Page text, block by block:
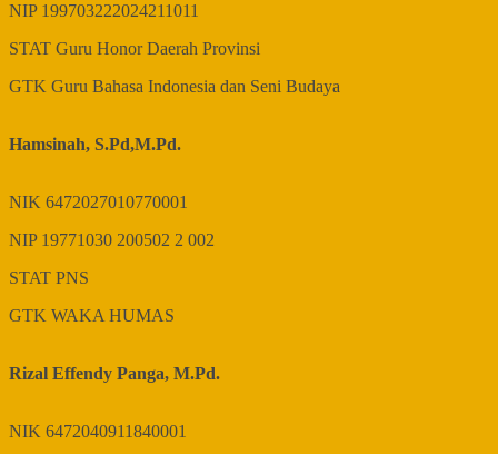
NIP 199703222024211011
STAT Guru Honor Daerah Provinsi
GTK Guru Bahasa Indonesia dan Seni Budaya
Hamsinah, S.Pd,M.Pd.
NIK 6472027010770001
NIP 19771030 200502 2 002
STAT PNS
GTK WAKA HUMAS
Rizal Effendy Panga, M.Pd.
NIK 6472040911840001